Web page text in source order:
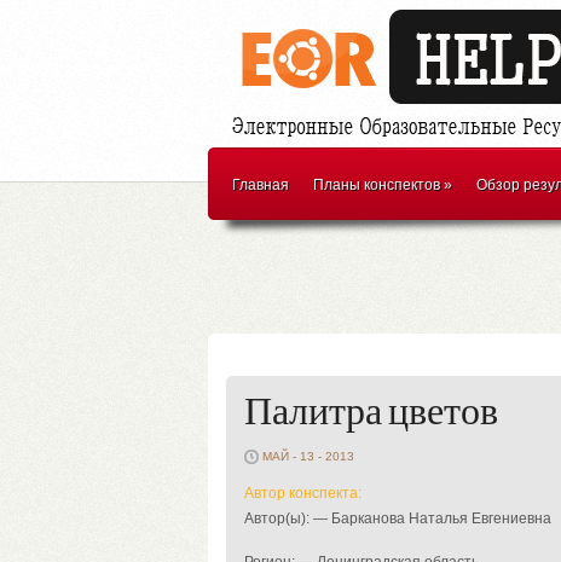
Главная Планы конспектов» Обзор
Палитра цветов
МАЙ - 13 - 2013
Автор конспекта:
Автор(ы): — Барканова Наталья Евгениевна